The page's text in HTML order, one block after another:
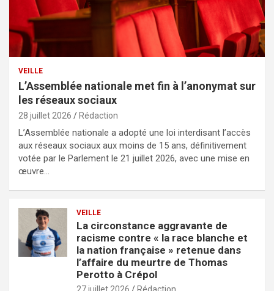
VEILLE
L’Assemblée nationale met fin à l’anonymat sur
les réseaux sociaux
28 juillet 2026 Rédaction
L’Assemblée nationale a adopté une loi interdisant l’accès
aux réseaux sociaux aux moins de 15 ans, définitivement
votée par le Parlement le 21 juillet 2026, avec une mise en
œuvre…
VEILLE
La circonstance aggravante de
racisme contre « la race blanche et
la nation française » retenue dans
l’affaire du meurtre de Thomas
Perotto à Crépol
27 juillet 2026 Rédaction